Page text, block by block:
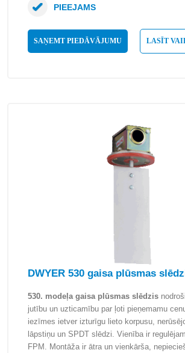
SAŅEMT PIEDĀVĀJUMU LASĪT
PIEEJAMS
DWYER 530 gaisa plūsmas
530. modeļa gaisa plūsmas slēdzis
jutību un uzticamību par ļoti pieņemamu
iezīmes ietver izturīgu lieto korpusu,
lāpstiņu un SPDT slēdzi. Vienība ir
FPM. Montāža ir ātra un vienkārša,